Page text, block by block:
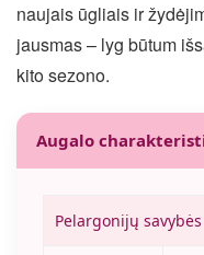
naujais ūgliais ir
jausmas – lyg būtum
kito sezono.
Augalo
Pelargonijų savybės